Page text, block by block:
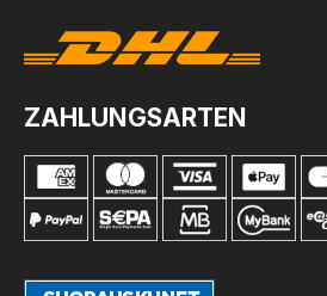
ZAHLUNGSARTEN